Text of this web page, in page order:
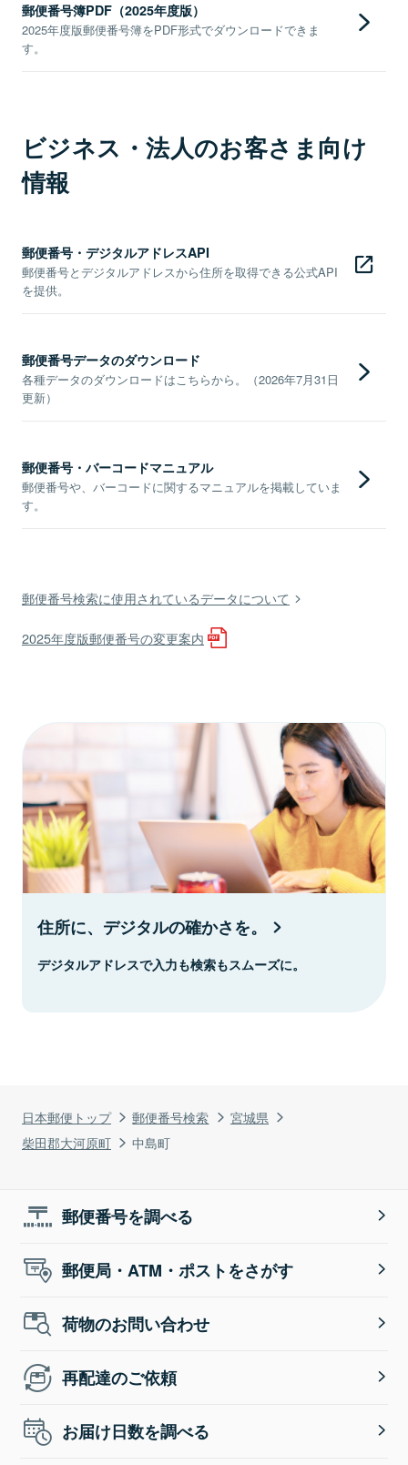
日本郵便トップ 郵便番号検索
宮城県
柴田郡大河原町
中島町
郵便番号簿PDF（2025年度版）
2025年度版郵便番号簿をPDF形式でダウンロードできま
す。
ビジネス・法人のお客さま向け
情報
郵便番号・デジタルアドレスAPI
郵便番号とデジタルアドレスから住所を取得できる公式API
を提供。
郵便番号データのダウンロード
各種データのダウンロードはこちらから。（2026年7月31日
更新）
郵便番号・バーコードマニュアル
郵便番号や、バーコードに関するマニュアルを掲載していま
す。
郵便番号検索に使用されているデータについて
2025年度版郵便番号の変更案内
住所に、デジタルの確かさを。
デジタルアドレスで入力も検索もスムーズに。
郵便番号を調べる
郵便局・ATM・ポストをさがす
荷物のお問い合わせ
再配達のご依頼
お届け日数を調べる